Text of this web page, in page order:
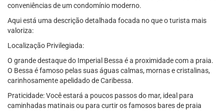
conveniências de um condomínio moderno.
Aqui está uma descrição detalhada focada no que o turista mais
valoriza:
Localização Privilegiada:
O grande destaque do Imperial Bessa é a proximidade com a praia.
O Bessa é famoso pelas suas águas calmas, mornas e cristalinas,
carinhosamente apelidado de Caribessa.
Praticidade: Você estará a poucos passos do mar, ideal para
caminhadas matinais ou para curtir os famosos bares de praia